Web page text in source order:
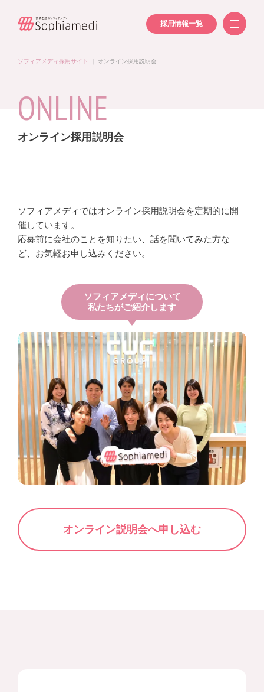
採用情報一覧
ソフィアメディ採用サイト オンライン採用説明会
ONLINE
オンライン採用説明会
ソフィアメディではオンライン採用説明会を定期的に開
催しています。
応募前に会社のことを知りたい、話を聞いてみた方な
ど、お気軽お申し込みください。
ソフィアメディについて
私たちがご紹介します
オンライン説明会へ申し込む